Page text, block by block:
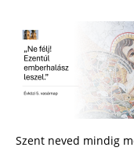
vasárnap
február
Szent neved mindig